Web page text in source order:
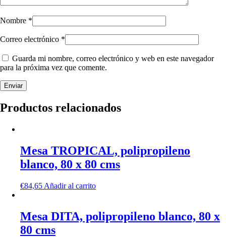
Nombre *
Correo electrónico *
Guarda mi nombre, correo electrónico y web en este navegador
para la próxima vez que comente.
Productos relacionados
Mesa TROPICAL, polipropileno
blanco, 80 x 80 cms
€84,65 Añadir al carrito
Mesa DITA, polipropileno blanco, 80 x
80 cms